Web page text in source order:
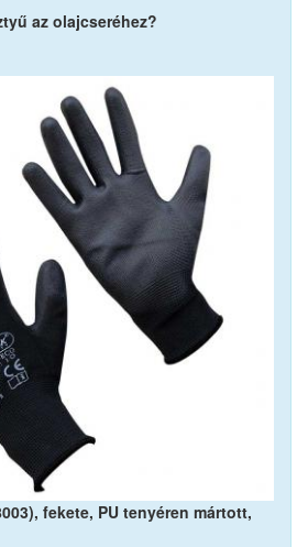
az olajcseréhez?
fekete, PU tenyéren mártott,